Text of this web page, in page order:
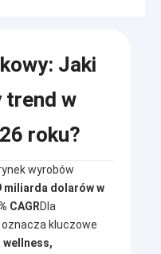
Jaki
trend w
roku?
wyrobów
miliarda dolarów w
CAGRDla
oznacza kluczowe
wellness,